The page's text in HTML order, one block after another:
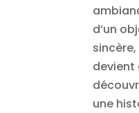
d’un
devient
une